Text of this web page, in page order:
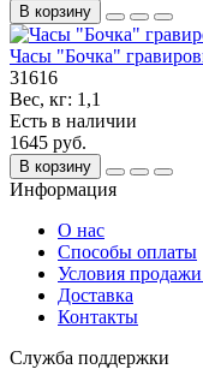
В корзину
Часы "Бочка"
31616
Вес, кг: 1,1
Есть в наличии
1645 руб.
В корзину
Информация
О нас
Способы оплаты
Условия продажи
Доставка
Контакты
Служба поддержки